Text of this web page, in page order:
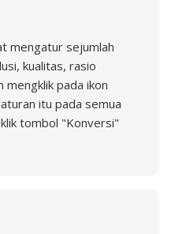
mengatur sejumlah
kualitas, rasio
mengklik pada ikon
itu pada semua
tombol "Konversi"